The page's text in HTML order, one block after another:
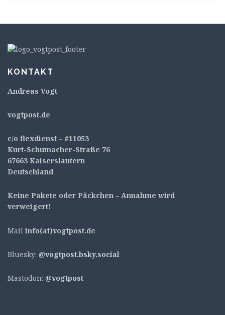
KONTAKT
Andreas Vogt
vogtpost.de
c/o flexdienst – #11053
Kurt-Schumacher-Straße 76
67663 Kaiserslautern
Deutschland
Keine Pakete oder Päckchen – Annahme wird
verweigert!
Mail info(at)vogtpost.de
Bluesky: @vogtpost.bsky.social
Mastodon: @vogtpost